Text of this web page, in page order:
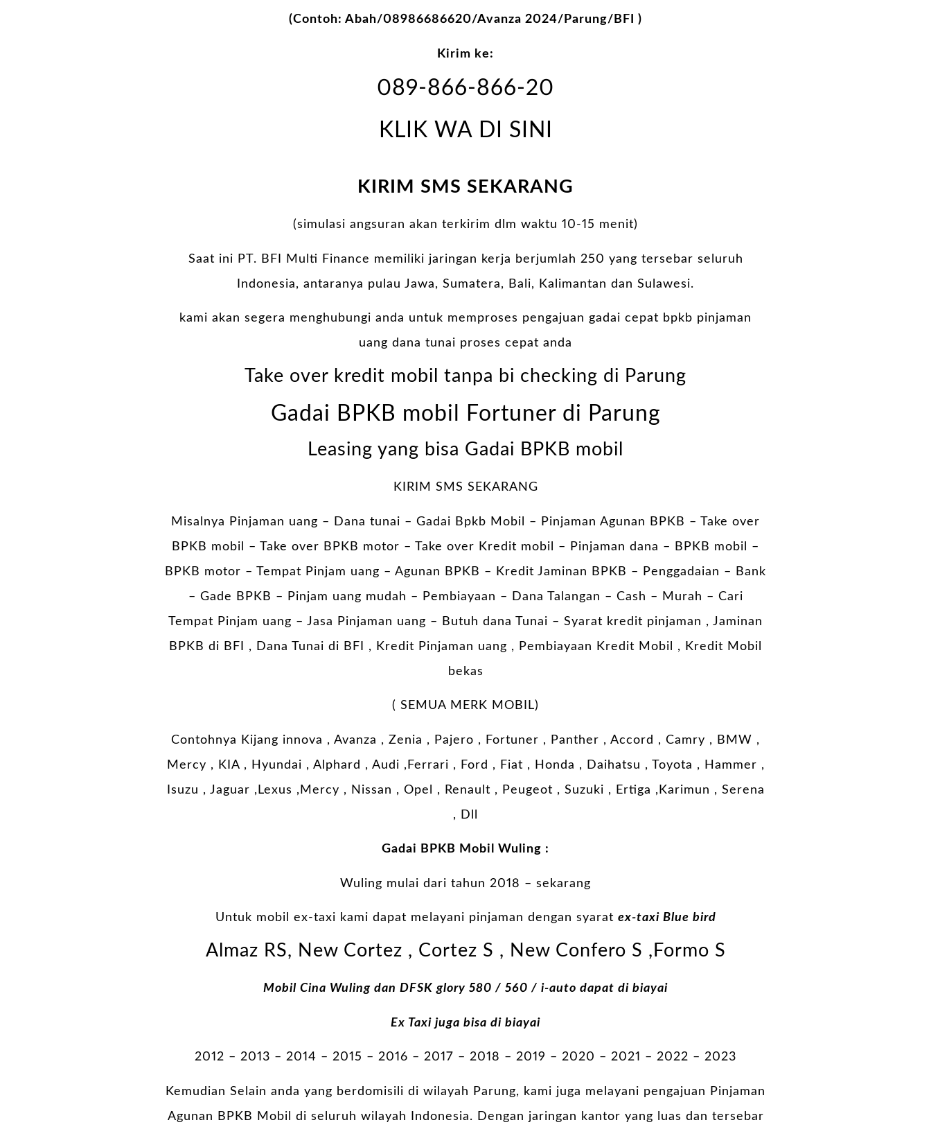
(Contoh: Abah/08986686620/Avanza 2024/Parung/BFI )
Kirim ke:
089-866-866-20
KLIK WA DI SINI
KIRIM SMS SEKARANG
(simulasi angsuran akan terkirim dlm waktu 10-15 menit)
Saat ini PT. BFI Multi Finance memiliki jaringan kerja berjumlah 250 yang tersebar seluruh
Indonesia, antaranya pulau Jawa, Sumatera, Bali, Kalimantan dan Sulawesi.
kami akan segera menghubungi anda untuk memproses pengajuan gadai cepat bpkb pinjaman
uang dana tunai proses cepat anda
Take over kredit mobil tanpa bi checking di Parung
Gadai BPKB mobil Fortuner di Parung
Leasing yang bisa Gadai BPKB mobil
KIRIM SMS SEKARANG
Misalnya Pinjaman uang – Dana tunai – Gadai Bpkb Mobil
– Pinjaman Agunan BPKB – Take over
BPKB mobil – Take over BPKB motor – Take over Kredit mobil – Pinjaman dana – BPKB mobil –
BPKB motor – Tempat Pinjam uang – Agunan BPKB – Kredit Jaminan BPKB – Penggadaian – Bank
– Gade BPKB – Pinjam uang mudah – Pembiayaan – Dana Talangan – Cash – Murah – Cari
Tempat Pinjam uang – Jasa Pinjaman uang – Butuh dana Tunai – Syarat kredit pinjaman , Jaminan
BPKB di BFI , Dana Tunai di BFI , Kredit Pinjaman uang , Pembiayaan Kredit Mobil , Kredit Mobil
bekas
( SEMUA MERK MOBIL)
Contohnya Kijang innova , Avanza , Zenia , Pajero , Fortuner , Panther , Accord , Camry , BMW ,
Mercy , KIA , Hyundai , Alphard , Audi ,Ferrari , Ford , Fiat , Honda , Daihatsu , Toyota , Hammer ,
Isuzu , Jaguar ,Lexus ,Mercy , Nissan , Opel , Renault , Peugeot , Suzuki , Ertiga ,Karimun , Serena
, Dll
Gadai BPKB Mobil Wuling :
Wuling mulai dari tahun 2018 – sekarang
Untuk mobil ex-taxi kami dapat melayani pinjaman dengan syarat ex-taxi Blue bird
Almaz RS, New Cortez , Cortez S , New Confero S ,Formo S
Mobil Cina Wuling dan DFSK glory 580 / 560 / i-auto dapat di biayai
Ex Taxi juga bisa di biayai
2012 – 2013 – 2014 – 2015 – 2016 – 2017 – 2018 – 2019 – 2020 – 2021 – 2022 – 2023
Kemudian Selain anda yang berdomisili di wilayah Parung, kami juga melayani pengajuan Pinjaman
Agunan BPKB Mobil di seluruh wilayah Indonesia. Dengan jaringan kantor yang luas dan tersebar